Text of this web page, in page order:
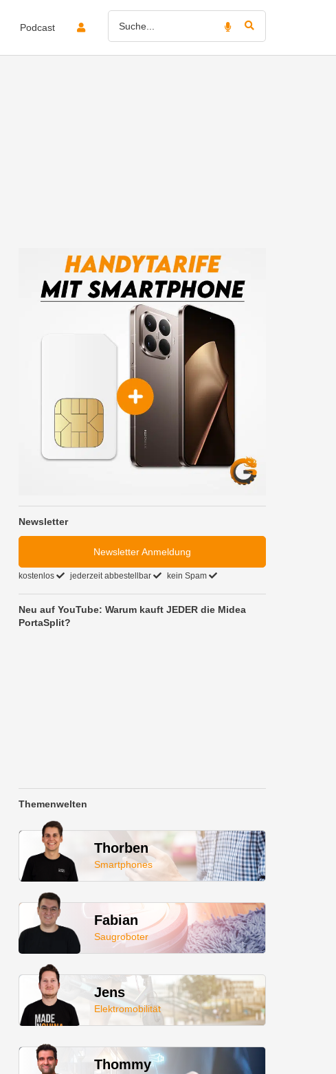
Podcast
Newsletter
Newsletter Anmeldung
kostenlos jederzeit abbestellbar kein Spam
Neu auf YouTube: Warum kauft JEDER die Midea
PortaSplit?
Themenwelten
Thorben
Smartphones
Fabian
Saugroboter
Jens
Elektromobilität
Thommy